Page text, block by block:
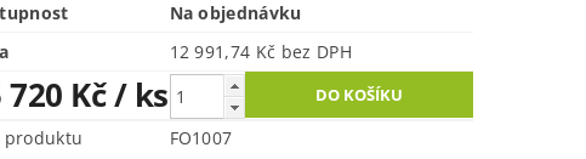
Na objednávku
12 991,74 Kč bez DPH
720 Kč/ ks
produktu
FO1007